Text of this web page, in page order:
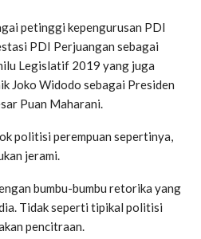
petinggi kepengurusan PDI
PDI Perjuangan sebagai
Legislatif 2019 yang juga
Joko Widodo sebagai Presiden
Puan Maharani.
politisi perempuan sepertinya,
jerami.
bumbu-bumbu retorika yang
Tidak seperti tipikal politisi
pencitraan.